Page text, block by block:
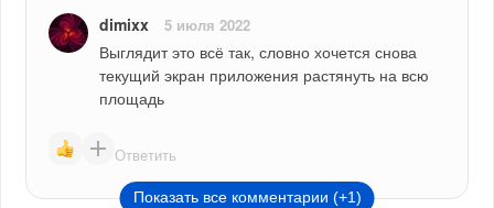
dimixx 5 июля 2022
Выглядит это всё так, словно хочется снова
текущий экран приложения растянуть на всю
площадь
Ответить
Показать все комментарии (+1)